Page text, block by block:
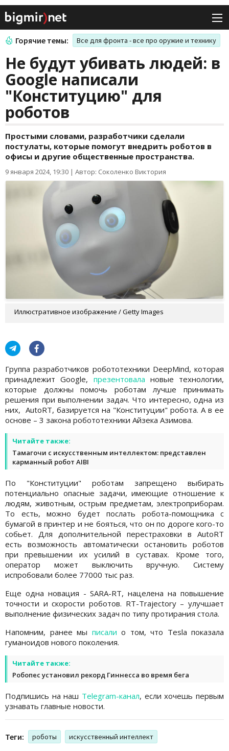
Горячие темы: Все для фронта - все про оружие и технику
Не будут убивать людей: в
Google написали
"Конституцию" для
роботов
Простыми словами, разработчики сделали
постулаты, которые помогут внедрить роботов в
офисы и другие общественные пространства.
9 января 2024, 19:30 | Автор: Соколенко Виктория
Иллюстративное изображение / Getty Images
Группа разработчиков робототехники DeepMind, которая
принадлежит Google, презентовала новые технологии,
которые должны помочь роботам лучше принимать
решения при выполнении задач. Что интересно, одна из
них, AutoRT, базируется на "Конституции" робота. А в ее
основе – 3 закона робототехники Айзека Азимова.
Читайте также:
Тамагочи с искусственным интеллектом: представлен
карманный робот AIBI
По "Конституции" роботам запрещено выбирать
потенциально опасные задачи, имеющие отношение к
людям, животным, острым предметам, электроприборам.
То есть, можно будет послать робота-помощника с
бумагой в принтер и не бояться, что он по дороге кого-то
собьет. Для дополнительной перестраховки в AutoRT
есть возможность автоматически остановить роботов
при превышении их усилий в суставах. Кроме того,
оператор может выключить вручную. Систему
испробовали более 77000 тыс раз.
Еще одна новация - SARA-RT, нацелена на повышение
точности и скорости роботов. RT-Trajectory – улучшает
выполнение физических задач по типу протирания стола.
Напомним, ранее мы писали о том, что Tesla показала
гуманоидов нового поколения.
Читайте также:
Робопес установил рекорд Гиннесса во время бега
Подпишись на наш Telegram-канал, если хочешь первым
узнавать главные новости.
Теги: роботы искусственный интеллект